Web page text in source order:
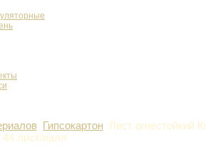
Гипсокартон Лист огнестойкий
лист/палл